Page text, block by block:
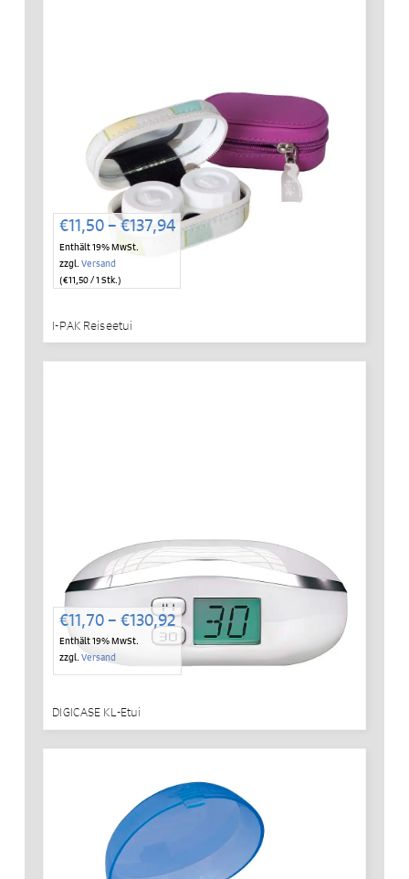
€11,50–€137,94Preisspanne:
€11,50
bis
Enthält 19% MwSt.
zzgl. Versand
(€11,50/ 1 Stk.)
I-PAK Reiseetui
€11,70– €130,92Preisspanne:
€11,70
bis
€130,92
Enthält 19% MwSt.
zzgl. Versand
DIGICASE KL-Etui
IN DEN WARENKORB